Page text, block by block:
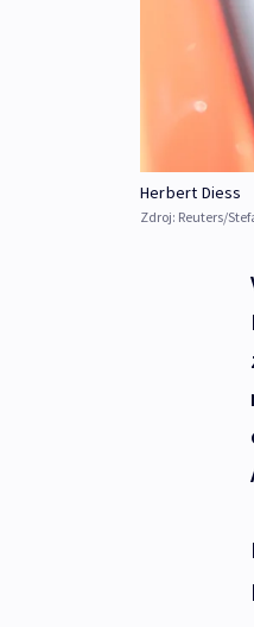
Herbert Diess
Zdroj: Reuters/